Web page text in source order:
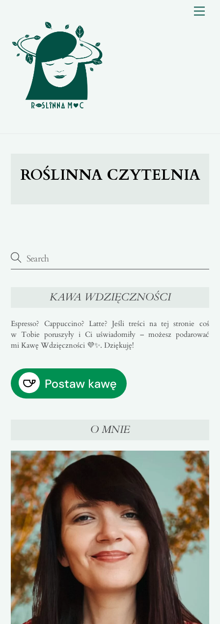
ROŚLINNA CZYTELNIA
KAWA WDZIĘCZNOŚCI
Espresso? Cappuccino? Latte? Jeśli treści na tej stronie coś
w Tobie poruszyły i Ci uświadomiły – możesz podarować
mi Kawę Wdzięczności 💜✨. Dziękuję!
O MNIE